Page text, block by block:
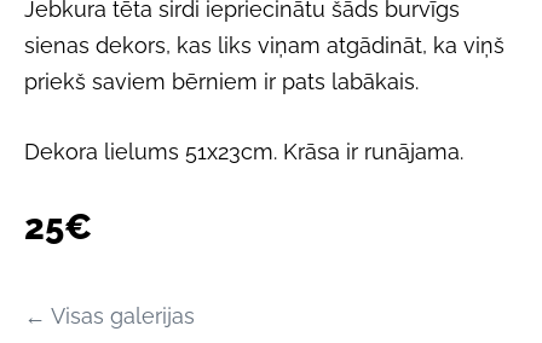
Jebkura tēta sirdi iepriecinātu šāds burvīgs
sienas dekors, kas liks viņam atgādināt, ka viņš
priekš saviem bērniem ir pats labākais.
Dekora lielums 51x23cm. Krāsa ir runājama.
25€
Visas galerijas